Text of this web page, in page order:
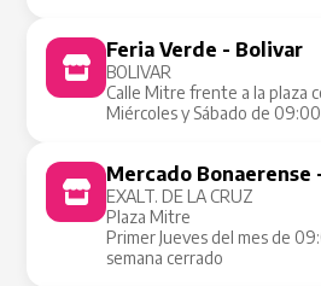
Feria Verde - Bolivar
BOLIVAR
Calle Mitre frente a la plaza
Miércoles y Sábado de
Mercado Bonaerense
EXALT. DE LA CRUZ
Plaza Mitre
Primer Jueves del mes de
semana cerrado